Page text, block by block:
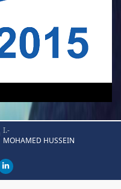
I.-
MOHAMED HUSSEIN